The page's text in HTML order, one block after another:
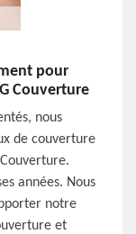
pour
Couverture
nous
de couverture
années. Nous
notre
et